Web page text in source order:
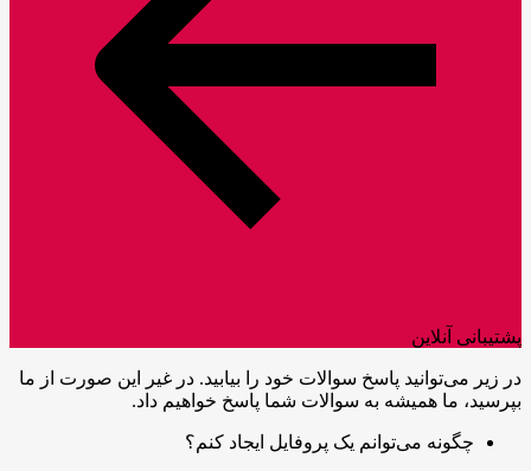
پشتیبانی آنلاین
در زیر می‌توانید پاسخ سوالات خود را بیابید. در غیر این صورت از ما
بپرسید، ما همیشه به سوالات شما پاسخ خواهیم داد.
چگونه می‌توانم یک پروفایل ایجاد کنم؟